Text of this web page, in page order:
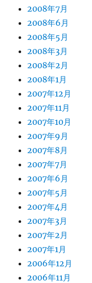
2008年7月
2008年6月
2008年5月
2008年3月
2008年2月
2008年1月
2007年12月
2007年11月
2007年10月
2007年9月
2007年8月
2007年7月
2007年6月
2007年5月
2007年4月
2007年3月
2007年2月
2007年1月
2006年12月
2006年11月